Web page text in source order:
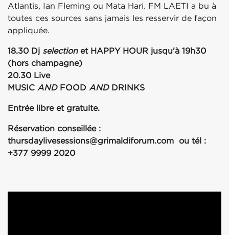
Atlantis, Ian Fleming ou Mata Hari. FM LAETI a bu à
toutes ces sources sans jamais les resservir de façon
appliquée.
18.30 Dj selectionet HAPPY HOUR jusqu'à 19h30
(hors champagne)
20.30 Live
MUSIC ANDFOOD ANDDRINKS
Entrée libre et gratuite.
Réservation conseillée :
thursdaylivesessions@grimaldiforum.com ou tél :
+377 9999 2020